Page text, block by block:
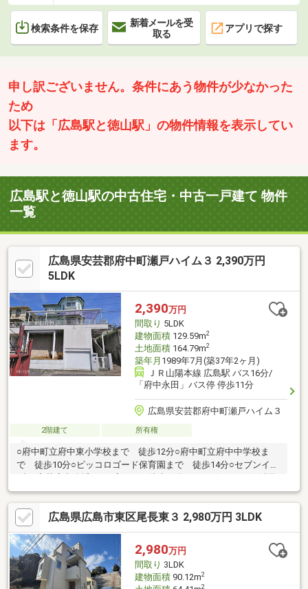
検索条件を保存
新着メールを受
取る
アプリで探す
申し訳ございません。条件にあう物件が少なかった
ため
以下は「広島駅と徳山駅」の物件情報を表示してい
ます。
広島駅と徳山駅の中古住宅・中古一戸建て 物件
一覧
広島県安芸郡府中町瀬戸ハイム３ 2,390万円
5LDK
2,390万円
間取り 5LDK
建物面積129.59m2
土地面積164.79m2
築年月 1989年7月(築37年2ヶ月)
ＪＲ山陽本線 広島駅 バス16分/
「府中永田」バス停 停歩11分
広島県安芸郡府中町瀬戸ハイム３
2階建て 所有権
○府中町立府中東小学校まで 徒歩12分○府中町立府中中学校ま
で 徒歩10分○ピッコロゴード保育園まで 徒歩14分○セブンイレ
ブン 安芸府中八幡1丁目店まで 徒歩10分○Spark(スパーク) 浜田
店まで 徒歩12分○瀬戸ハイム内科まで 徒歩11分○イオンモール
広島府中まで 車で10分○瀬戸ハイム第一児童遊園地まで 徒歩7
分
広島県広島市東区尾長東３ 2,980万円 3LDK
2,980万円
間取り 3LDK
建物面積90.12m2
2